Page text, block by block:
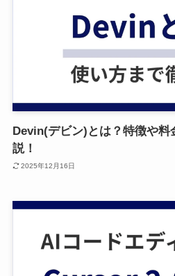
Devin(デビン)とは？特徴や料
説！
2025年12月16日